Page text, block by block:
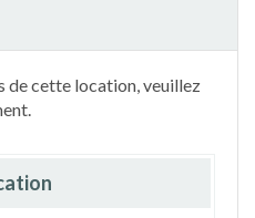
de cette location, veuillez